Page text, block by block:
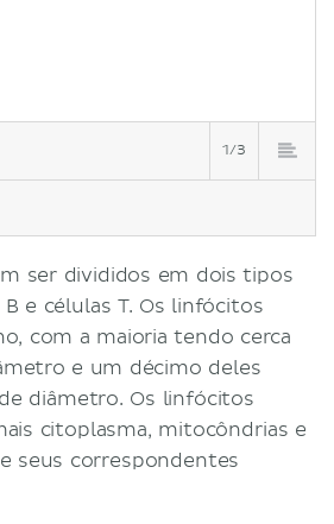
1/3
ser divididos em dois tipos
e células T. Os linfócitos
com a maioria tendo cerca
e um décimo deles
diâmetro. Os linfócitos
citoplasma, mitocôndrias e
seus correspondentes